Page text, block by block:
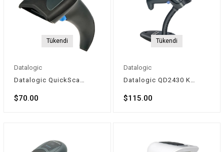
Tükendi
Datalogic
$70.00
Tükendi
Datalogic
$115.00